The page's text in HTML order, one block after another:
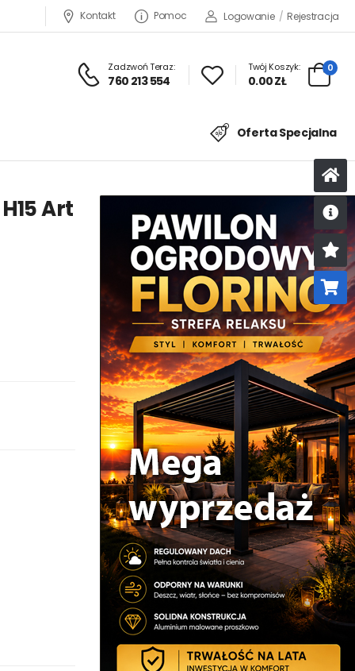
Kontakt Pomoc Logowanie / Rejestracja
Zadzwoń Teraz:
760 213 554
Twój Koszyk:
0.00 ZŁ
0
Oferta Specjalna
Art